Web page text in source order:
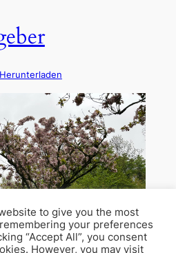
Herunterladen
to give you the most
your preferences
“Accept All”, you consent
However, you may visit